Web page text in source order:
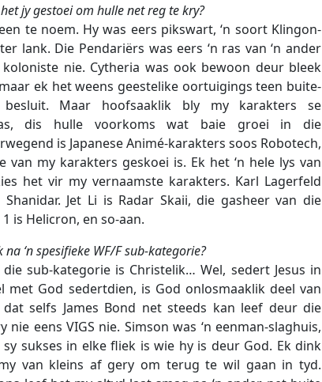
jy gestoei om hulle net reg te kry?
te noem. Hy was eers pikswart, ‘n soort Klingon-
lank. Die Pendariërs was eers ‘n ras van ‘n ander
nie. Cytheria was ook bewoon deur bleek
ek het weens geestelike oortuigings teen buite-
besluit. Maar hoofsaaklik bly my karakters se
dis hulle voorkoms wat baie groei in die
is Japanese Animé-karakters soos Robotech,
van my karakters geskoei is. Ek het ‘n hele lys van
het vir my vernaamste karakters. Karl Lagerfeld
Jet Li is Radar Skaii, die gasheer van die
is Helicron, en so-aan.
‘n spesifieke WF/F sub-kategorie?
sub-kategorie is Christelik… Wel, sedert Jesus in
met God sedertdien, is God onlosmaaklik deel van
selfs James Bond net steeds kan leef deur die
nie eens VIGS nie. Simson was ‘n eenman-slaghuis,
sukses in elke fliek is wie hy is deur God. Ek dink
van kleins af gery om terug te wil gaan in tyd.